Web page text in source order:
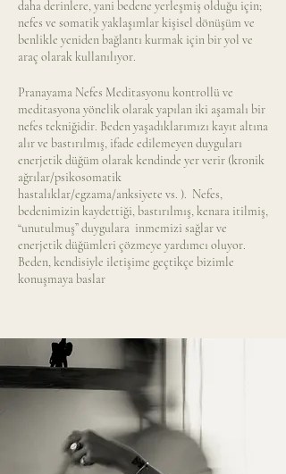
daha derinlere, yani bedene yerleşmiş olduğu için;
nefes ve somatik yaklaşımlar kişisel dönüşüm ve
benlikle yeniden bağlantı kurmak için bir yol ve
araç olarak kullanılıyor.
Pranayama Nefes Meditasyonu kontrollü ve
meditasyona yönelik olarak yapılan iki aşamalı bir
nefes tekniğidir. Beden yaşadıklarımızı kayıt altına
alır ve bastırılmış, ifade edilemeyen duyguları
enerjetik düğüm olarak kendinde yer verir (kronik
ağrılar/psikosomatik
hastalıklar/egzama/anksiyete vs. ). Nefes,
bedenimizin kaydettiği, bastırılmış, kenara itilmiş,
“unutulmuş” duygulara inmemizi sağlar ve
enerjetik düğümleri çözmeye yardımcı oluyor.
Beden, kendisiyle iletişime geçtikçe bizimle
konuşmaya baslar